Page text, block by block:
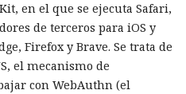
en el que se ejecuta Safari,
de terceros para iOS y
Firefox y Brave. Se trata de
el mecanismo de
con WebAuthn (el